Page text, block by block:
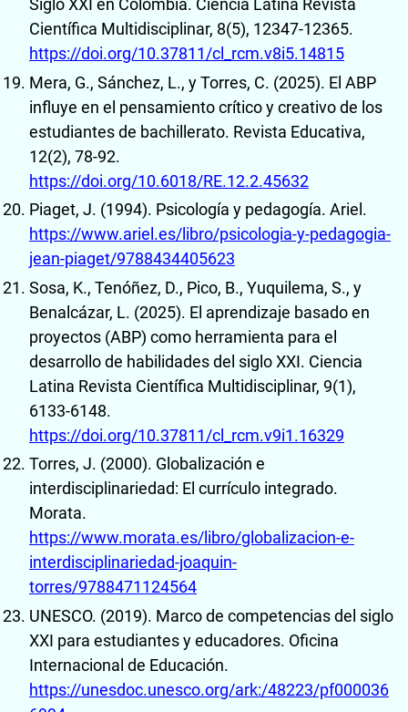
Siglo XXI en Colombia. Ciencia Latina Revista
Científica Multidisciplinar, 8(5), 12347-12365.
https://doi.org/10.37811/cl_rcm.v8i5.14815
Mera, G., Sánchez, L., y Torres, C. (2025). El ABP
influye en el pensamiento crítico y creativo de los
estudiantes de bachillerato. Revista Educativa,
12(2), 78-92.
https://doi.org/10.6018/RE.12.2.45632
Piaget, J. (1994). Psicología y pedagogía. Ariel.
https://www.ariel.es/libro/psicologia-y-pedagogia-
jean-piaget/9788434405623
Sosa, K., Tenóñez, D., Pico, B., Yuquilema, S., y
Benalcázar, L. (2025). El aprendizaje basado en
proyectos (ABP) como herramienta para el
desarrollo de habilidades del siglo XXI. Ciencia
Latina Revista Científica Multidisciplinar, 9(1),
6133-6148.
https://doi.org/10.37811/cl_rcm.v9i1.16329
Torres, J. (2000). Globalización e
interdisciplinariedad: El currículo integrado.
Morata.
https://www.morata.es/libro/globalizacion-e-
interdisciplinariedad-joaquin-
torres/9788471124564
UNESCO. (2019). Marco de competencias del siglo
XXI para estudiantes y educadores. Oficina
Internacional de Educación.
https://unesdoc.unesco.org/ark:/48223/pf000036